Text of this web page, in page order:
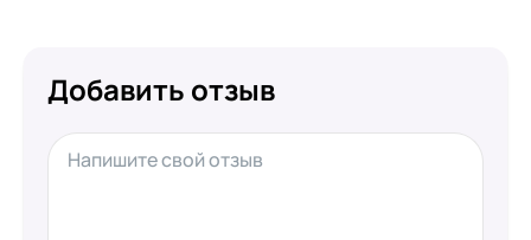
Добавить отзыв